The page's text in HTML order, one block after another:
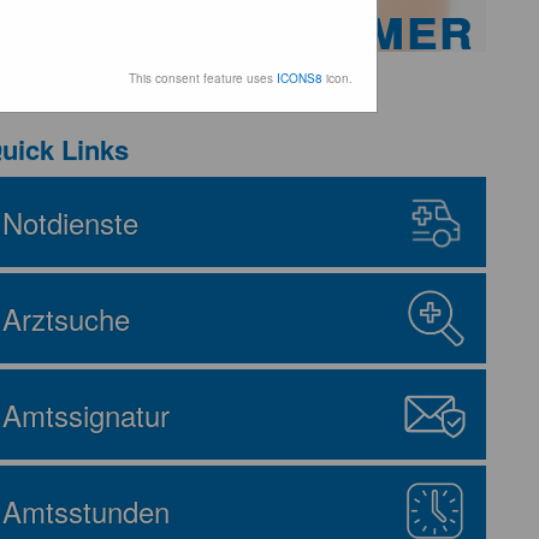
This consent feature uses ICONS8 icon.
Ärztekammer
Österreichs
Links
Notdienste
Arztsuche
Amtssignatur
Amtsstunden